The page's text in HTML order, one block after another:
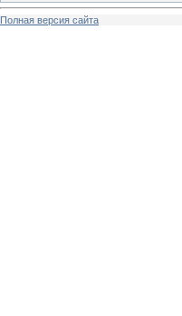
Полная версия сайта